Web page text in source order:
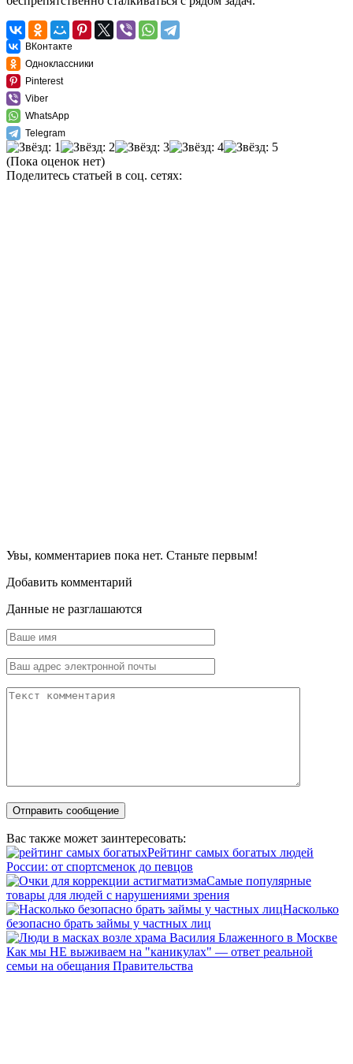
ВКонтакте
Одноклассники
Pinterest
Viber
WhatsApp
Telegram
(Пока оценок нет)
Поделитесь статьей в соц. сетях:
Увы, комментариев пока нет. Станьте первым!
Добавить комментарий
Данные не разглашаются
Вас также может заинтересовать:
Рейтинг самых богатых людей
России: от спортсменок до певцов
Самые популярные
товары для людей с нарушениями зрения
Насколько
безопасно брать займы у частных лиц
Как мы НЕ выживаем на "каникулах" — ответ реальной
семьи на обещания Правительства